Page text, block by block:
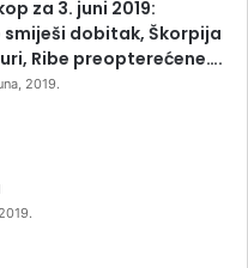
za 3. juni 2019:
smiješi dobitak, Škorpija
Ribe preopterećene….
2019.